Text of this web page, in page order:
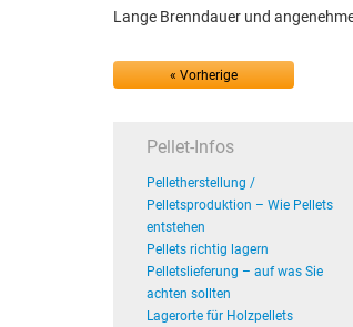
Lange Brenndauer und
« Vorherige
Pellet-Infos
Pelletherstellung /
Pelletsproduktion – Wie Pellets
entstehen
Pellets richtig lagern
Pelletslieferung – auf was Sie
achten sollten
Lagerorte für Holzpellets